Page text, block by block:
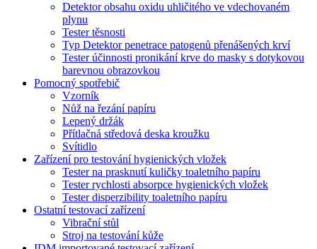
Detektor obsahu oxidu uhličitého ve vdechovaném
plynu
Tester těsnosti
Typ Detektor penetrace patogenů přenášených krví
Tester účinnosti pronikání krve do masky s dotykovou
barevnou obrazovkou
Pomocný spotřebič
Vzorník
Nůž na řezání papíru
Lepený držák
Přítlačná středová deska kroužku
Svítidlo
Zařízení pro testování hygienických vložek
Tester na prasknutí kuličky toaletního papíru
Tester rychlosti absorpce hygienických vložek
Tester disperzibility toaletního papíru
Ostatní testovací zařízení
Vibrační stůl
Stroj na testování kůže